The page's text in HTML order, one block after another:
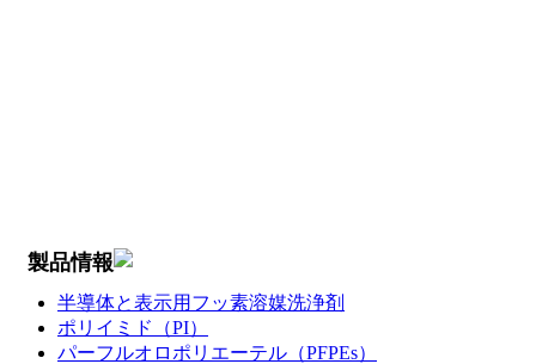
製品情報
半導体と表示用フッ素溶媒洗浄剤
ポリイミド（PI）
パーフルオロポリエーテル（PFPEs）